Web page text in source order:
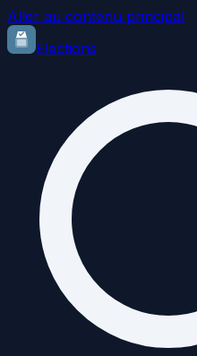
Aller au contenu principal
Elections